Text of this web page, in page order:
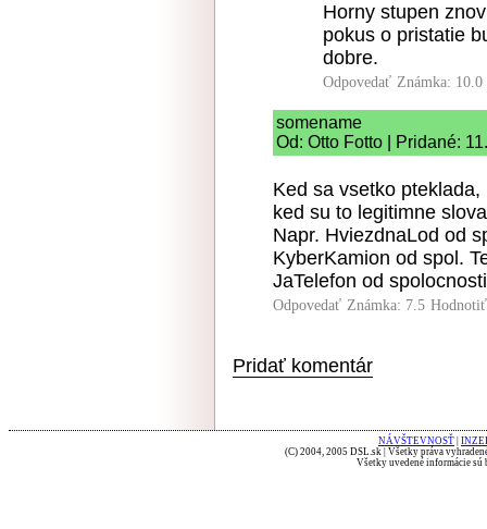
Horny stupen
pokus o pristatie
dobre.
Odpovedať Známka: 10.0
somename
Od: Otto Fotto | Pridané:
Ked sa vsetko
ked su to legitimne
Napr. HviezdnaLod od
KyberKamion od spol.
JaTelefon od
Odpovedať Známka: 7.5
Pridať komentár
NÁVŠTEVNOSŤ
(C) 2004, 2005 DSL.sk | Všetky práva
Všetky uvedené informácie sú